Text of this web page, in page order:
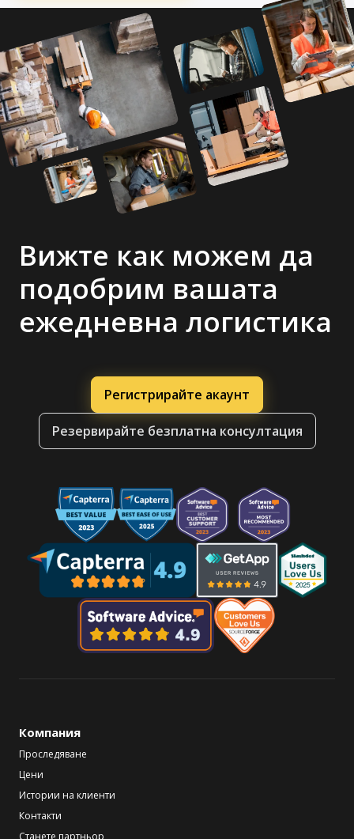
Вижте как можем да
подобрим вашата
ежедневна логистика
Регистрирайте акаунт
Резервирайте безплатна консултация
Компания
Проследяване
Цени
Истории на клиенти
Контакти
Станете партньор